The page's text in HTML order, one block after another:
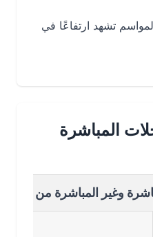
تشهد ارتفاعًا في
المباشرة
وغير المباشرة من برج العرب